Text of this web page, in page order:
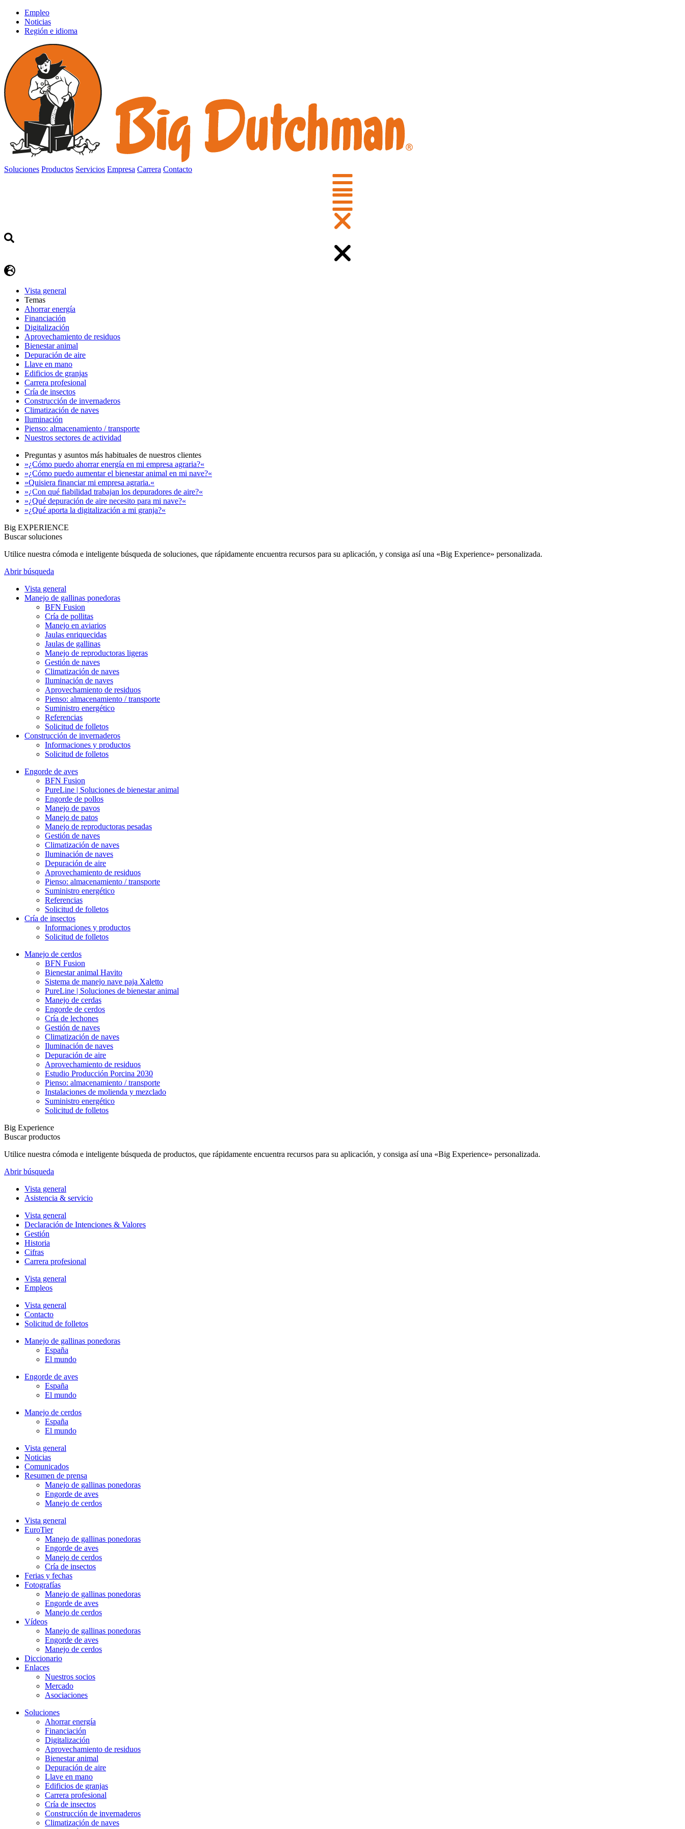
Empleo
Noticias
Región e idioma
Soluciones Productos Servicios Empresa Carrera Contacto
Vista general
Temas
Ahorrar energía
Financiación
Digitalización
Aprovechamiento de residuos
Bienestar animal
Depuración de aire
Llave en mano
Edificios de granjas
Carrera profesional
Cría de insectos
Construcción de invernaderos
Climatización de naves
Iluminación
Pienso: almacenamiento / transporte
Nuestros sectores de actividad
Preguntas y asuntos más habituales de nuestros clientes
»¿Cómo puedo ahorrar energía en mi empresa agraria?«
»¿Cómo puedo aumentar el bienestar animal en mi nave?«
»Quisiera financiar mi empresa agraria.«
»¿Con qué fiabilidad trabajan los depuradores de aire?«
»¿Qué depuración de aire necesito para mi nave?«
»¿Qué aporta la digitalización a mi granja?«
Big EXPERIENCE
Buscar soluciones
Utilice nuestra cómoda e inteligente búsqueda de soluciones, que rápidamente encuentra recursos para su aplicación, y consiga así una «Big Experience» personalizada.
Abrir búsqueda
Vista general
Manejo de gallinas ponedoras
BFN Fusion
Cría de pollitas
Manejo en aviarios
Jaulas enriquecidas
Jaulas de gallinas
Manejo de reproductoras ligeras
Gestión de naves
Climatización de naves
Iluminación de naves
Aprovechamiento de residuos
Pienso: almacenamiento / transporte
Suministro energético
Referencias
Solicitud de folletos
Construcción de invernaderos
Informaciones y productos
Solicitud de folletos
Engorde de aves
BFN Fusion
PureLine | Soluciones de bienestar animal
Engorde de pollos
Manejo de pavos
Manejo de patos
Manejo de reproductoras pesadas
Gestión de naves
Climatización de naves
Iluminación de naves
Depuración de aire
Aprovechamiento de residuos
Pienso: almacenamiento / transporte
Suministro energético
Referencias
Solicitud de folletos
Cría de insectos
Informaciones y productos
Solicitud de folletos
Manejo de cerdos
BFN Fusion
Bienestar animal Havito
Sistema de manejo nave paja Xaletto
PureLine | Soluciones de bienestar animal
Manejo de cerdas
Engorde de cerdos
Cría de lechones
Gestión de naves
Climatización de naves
Iluminación de naves
Depuración de aire
Aprovechamiento de residuos
Estudio Producción Porcina 2030
Pienso: almacenamiento / transporte
Instalaciones de molienda y mezclado
Suministro energético
Solicitud de folletos
Big Experience
Buscar productos
Utilice nuestra cómoda e inteligente búsqueda de productos, que rápidamente encuentra recursos para su aplicación, y consiga así una «Big Experience» personalizada.
Abrir búsqueda
Vista general
Asistencia & servicio
Vista general
Declaración de Intenciones & Valores
Gestión
Historia
Cifras
Carrera profesional
Vista general
Empleos
Vista general
Contacto
Solicitud de folletos
Manejo de gallinas ponedoras
España
El mundo
Engorde de aves
España
El mundo
Manejo de cerdos
España
El mundo
Vista general
Noticias
Comunicados
Resumen de prensa
Manejo de gallinas ponedoras
Engorde de aves
Manejo de cerdos
Vista general
EuroTier
Manejo de gallinas ponedoras
Engorde de aves
Manejo de cerdos
Cría de insectos
Ferias y fechas
Fotografías
Manejo de gallinas ponedoras
Engorde de aves
Manejo de cerdos
Vídeos
Manejo de gallinas ponedoras
Engorde de aves
Manejo de cerdos
Diccionario
Enlaces
Nuestros socios
Mercado
Asociaciones
Soluciones
Ahorrar energía
Financiación
Digitalización
Aprovechamiento de residuos
Bienestar animal
Depuración de aire
Llave en mano
Edificios de granjas
Carrera profesional
Cría de insectos
Construcción de invernaderos
Climatización de naves